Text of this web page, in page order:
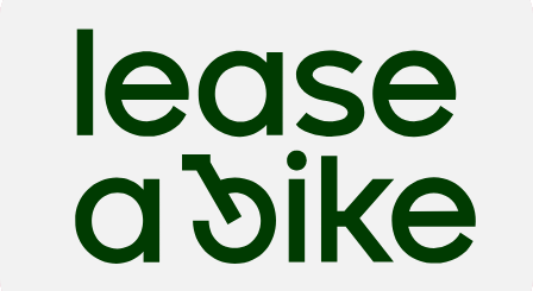
Welke Racefiets wielen moet ik kopen?
Tegenwoordig bestaan de Racefiets wielen van een Racefiets uit
aluminium of carbon. Beide materialen hebben zowel voor-als
nadelen. Carbon wielen zijn vaak erg licht. Dit is een groot
voordeel, omdat lichte wielen makkelijker in gang te brengen zijn.
Een nadeel is echter dat deze wielen kapot gereden kunnen worden
tegen bijvoorbeeld een stoeprand. Bij carbon wielen moet ook
gekeken worden naar de remrand. Er zijn carbon wielen met een
aluminium remrand. Bij deze wielen kunnen de normale remblokjes